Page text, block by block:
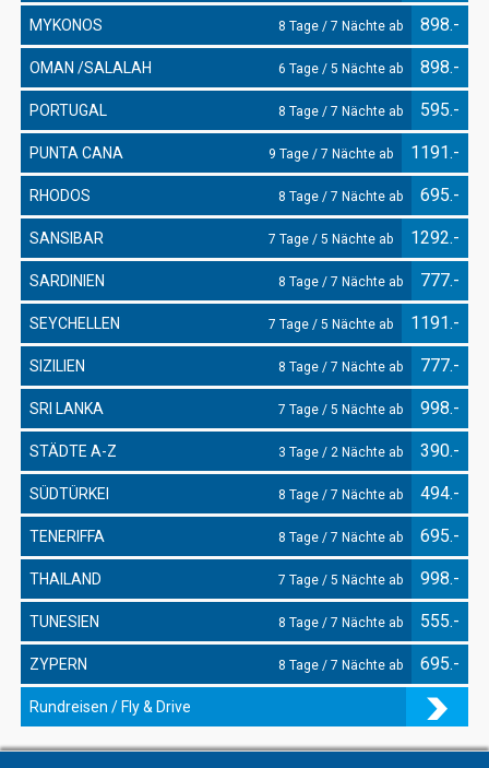
MYKONOS 8 Tage / 7 Nächte ab 898.-
OMAN /SALALAH 6 Tage / 5 Nächte ab 898.-
PORTUGAL 8 Tage / 7 Nächte ab 595.-
PUNTA CANA 9 Tage / 7 Nächte ab 1191.-
RHODOS 8 Tage / 7 Nächte ab 695.-
SANSIBAR 7 Tage / 5 Nächte ab 1292.-
SARDINIEN 8 Tage / 7 Nächte ab 777.-
SEYCHELLEN 7 Tage / 5 Nächte ab 1191.-
SIZILIEN 8 Tage / 7 Nächte ab 777.-
SRI LANKA 7 Tage / 5 Nächte ab 998.-
STÄDTE A-Z 3 Tage / 2 Nächte ab 390.-
SÜDTÜRKEI 8 Tage / 7 Nächte ab 494.-
TENERIFFA 8 Tage / 7 Nächte ab 695.-
THAILAND 7 Tage / 5 Nächte ab 998.-
TUNESIEN 8 Tage / 7 Nächte ab 555.-
ZYPERN 8 Tage / 7 Nächte ab 695.-
Rundreisen / Fly & Drive